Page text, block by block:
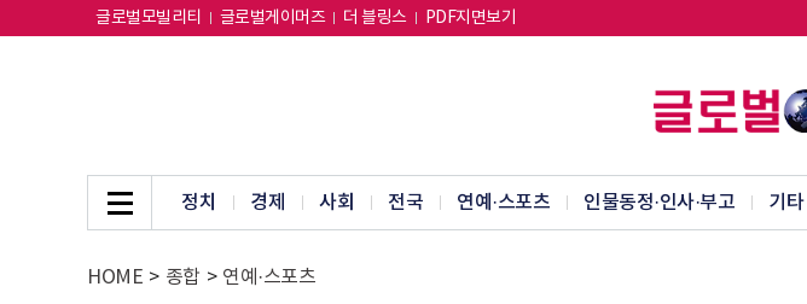
글로벌모빌리티 글로벌게이머즈 더 블링스 PDF지면보기
정치 경제 사회 전국 연예·스포츠 인물동정·인사·부고 기타
HOME > 종합 > 연예·스포츠